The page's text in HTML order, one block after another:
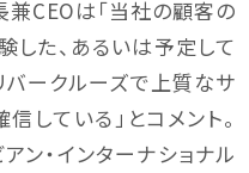
兼CEOは「当社の顧客の
した、あるいは予定して
バークルーズで上質なサ
している」とコメント。
ン・インターナショナル